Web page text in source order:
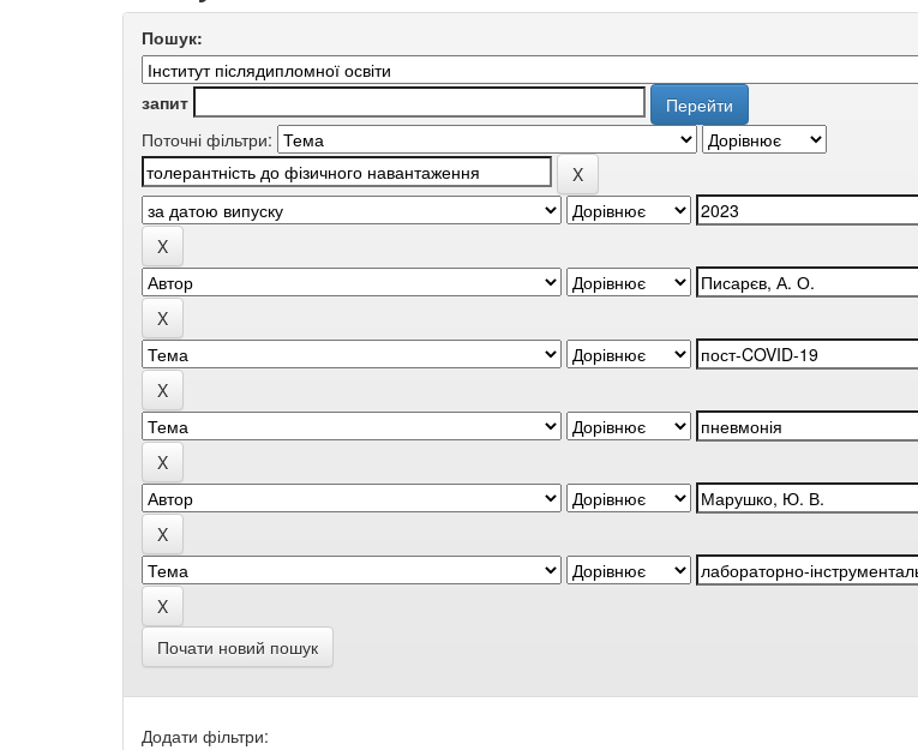
Пошук:
запит
Поточні фільтри:
Почати новий пошук
Додати фільтри: